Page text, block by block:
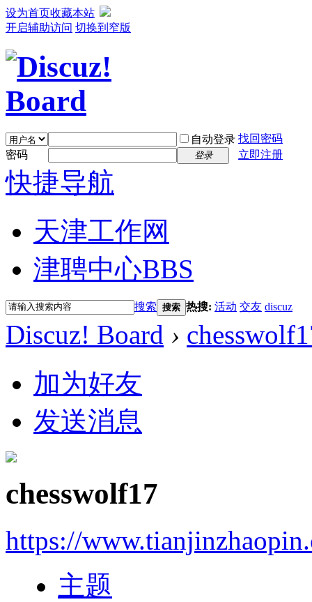
设为首页收藏本站
开启辅助访问 切换到窄版
自动登录 找回密码
密码
登录 立即注册
快捷导航
天津工作网
津聘中心BBS
搜索 搜索 热搜: 活动 交友 discuz
Discuz! Board ›
加为好友
发送消息
chesswolf17
https://
主题